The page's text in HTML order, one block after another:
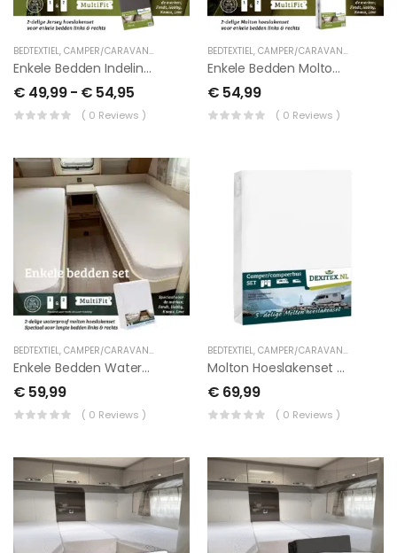
BEDTEXTIEL, CAMPER/CARAVAN TEXTIEL LENGTEBED
Enkele Bedden Indeling 2 Delig, Jersey Hoeslakenset
€ 49,99 - € 54,95
( 0 Reviews )
BEDTEXTIEL, CAMPER/CARAVAN TEXTIEL
Enkele Bedden Molton Hoeslakenset 2 Delig
€ 54,99
( 0 Reviews )
BEDTEXTIEL, CAMPER/CARAVAN TEXTIEL LENGTEBED
Enkele Bedden Waterdichte Molton Hoeslakenset 2 Delig
€ 59,99
( 0 Reviews )
BEDTEXTIEL, CAMPER/CARAVAN TEXTIEL
Molton Hoeslakenset – 3 Delig Met Midden Matras
€ 69,99
( 0 Reviews )